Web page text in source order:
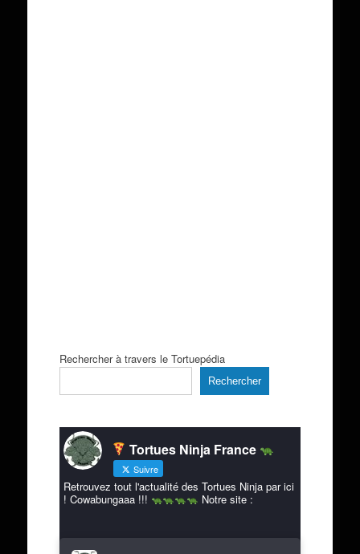
Rechercher à travers le Tortuepédia
Rechercher
Tortues Ninja France
Suivre
Retrouvez tout l'actualité des Tortues Ninja par ici
! Cowabungaaa !!!
Notre site :